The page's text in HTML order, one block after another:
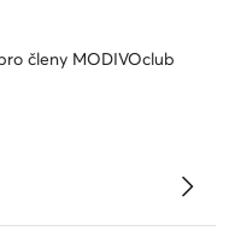
členy MODIVOclub